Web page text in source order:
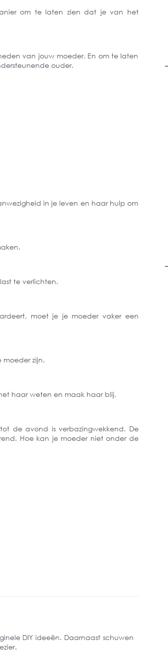
om te laten zien dat je van het
van jouw moeder. En om te laten
ouder.
in je leven en haar hulp om
te verlichten.
moet je je moeder vaker een
moeder zijn.
haar weten en maak haar blij.
de avond is verbazingwekkend. De
Hoe kan je moeder niet onder de
DIY ideeën. Daarnaast schuwen